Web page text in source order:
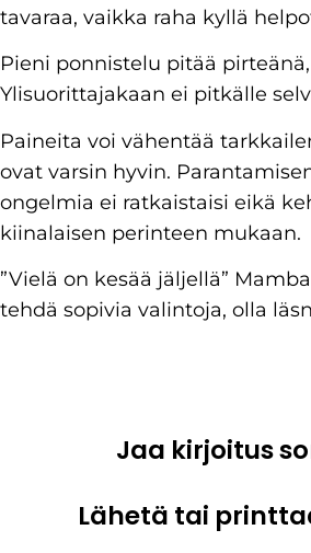
tavaraa, vaikka raha kyllä
Pieni ponnistelu pitää
Ylisuorittajakaan ei pitkälle
Paineita voi vähentää
ovat varsin hyvin.
ongelmia ei ratkaistaisi eikä
kiinalaisen perinteen mukaan.
”Vielä on kesää jäljellä”
tehdä sopivia valintoja, olla
Jaa kirjoitus
Lähetä tai